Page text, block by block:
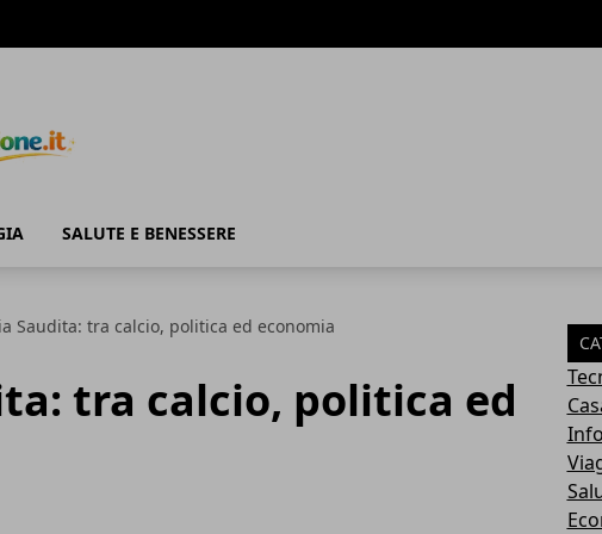
SALUTE E BENESSERE
Saudita: tra calcio, politica ed economia
tra calcio, politica ed